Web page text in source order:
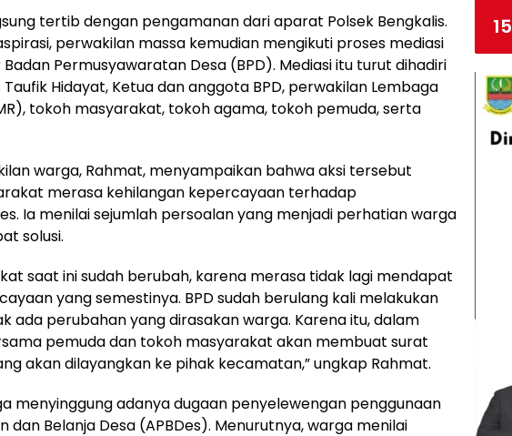
tertib dengan pengamanan dari aparat Polsek Bengkalis.
perwakilan massa kemudian mengikuti proses mediasi
Permusyawaratan Desa (BPD). Mediasi itu turut dihadiri
Hidayat, Ketua dan anggota BPD, perwakilan Lembaga
tokoh masyarakat, tokoh agama, tokoh pemuda, serta
warga, Rahmat, menyampaikan bahwa aksi tersebut
merasa kehilangan kepercayaan terhadap
Ia menilai sejumlah persoalan yang menjadi perhatian warga
solusi.
saat ini sudah berubah, karena merasa tidak lagi mendapat
yang semestinya. BPD sudah berulang kali melakukan
ada perubahan yang dirasakan warga. Karena itu, dalam
pemuda dan tokoh masyarakat akan membuat surat
akan dilayangkan ke pihak kecamatan,” ungkap Rahmat.
menyinggung adanya dugaan penyelewengan penggunaan
dan Belanja Desa (APBDes). Menurutnya, warga menilai
15